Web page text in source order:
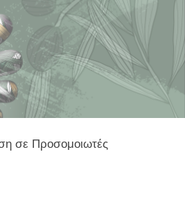
σε Προσομοιωτές